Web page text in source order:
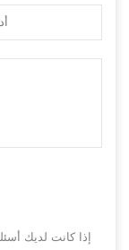
إذا كانت لديك